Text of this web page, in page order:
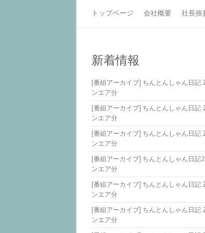
トップページ 会社概要 社長挨
新着情報
[番組アーカイブ] ちんとんしゃん日記
ンエア分
[番組アーカイブ] ちんとんしゃん日記
ンエア分
[番組アーカイブ] ちんとんしゃん日記
ンエア分
[番組アーカイブ] ちんとんしゃん日記
ンエア分
[番組アーカイブ] ちんとんしゃん日記
ンエア分
[番組アーカイブ] ちんとんしゃん日記
ンエア分